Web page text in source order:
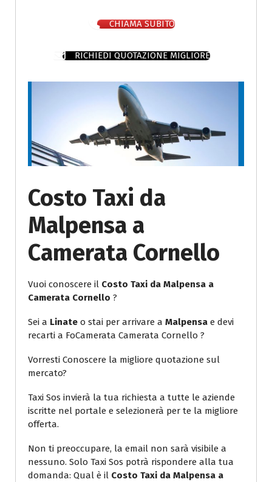
CHIAMA SUBITO
RICHIEDI QUOTAZIONE MIGLIORE
Costo Taxi da
Malpensa a
Camerata Cornello
Vuoi conoscere il Costo Taxi da Malpensa a
Camerata Cornello ?
Sei a Linate o stai per arrivare a Malpensa e devi
recarti a FoCamerata Camerata Cornello ?
Vorresti Conoscere la migliore quotazione sul
mercato?
Taxi Sos invierà la tua richiesta a tutte le aziende
iscritte nel portale e selezionerà per te la migliore
offerta.
Non ti preoccupare, la email non sarà visibile a
nessuno. Solo Taxi Sos potrà rispondere alla tua
domanda: Qual è il Costo Taxi da Malpensa a